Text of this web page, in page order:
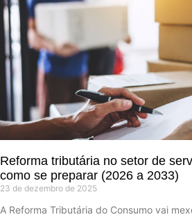
Reforma tributária no setor de
como se preparar (2026 a 2033)
23 de dezembro de 2025
A Reforma Tributária do Consumo vai